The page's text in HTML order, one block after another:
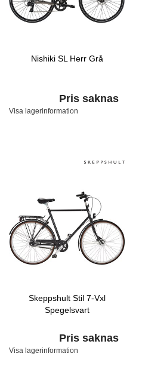
Nishiki SL Herr Grå
Pris saknas
Visa lagerinformation
Skeppshult Stil 7-Vxl
Spegelsvart
Pris saknas
Visa lagerinformation